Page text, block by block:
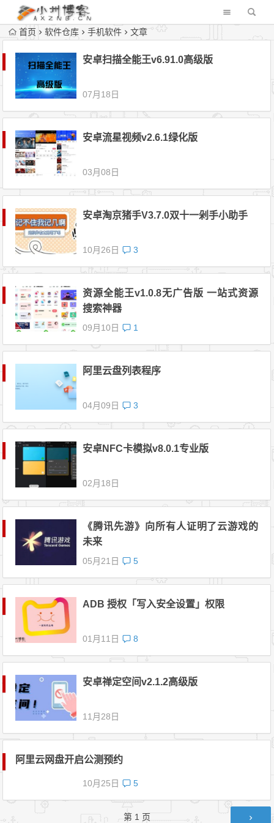
首页 软件仓库 手机软件 文章
安卓扫描全能王v6.91.0高级版
07月18日
安卓流星视频v2.6.1绿化版
03月08日
安卓淘京猪手V3.7.0双十一剁手小助手
10月26日 3
资源全能王v1.0.8无广告版 一站式资源
搜索神器
09月10日 1
阿里云盘列表程序
04月09日 3
安卓NFC卡模拟v8.0.1专业版
02月18日
《腾讯先游》向所有人证明了云游戏的
未来
05月21日 5
ADB 授权「写入安全设置」权限
01月11日 8
安卓禅定空间v2.1.2高级版
11月28日
阿里云网盘开启公测预约
10月25日 5
第 1 页